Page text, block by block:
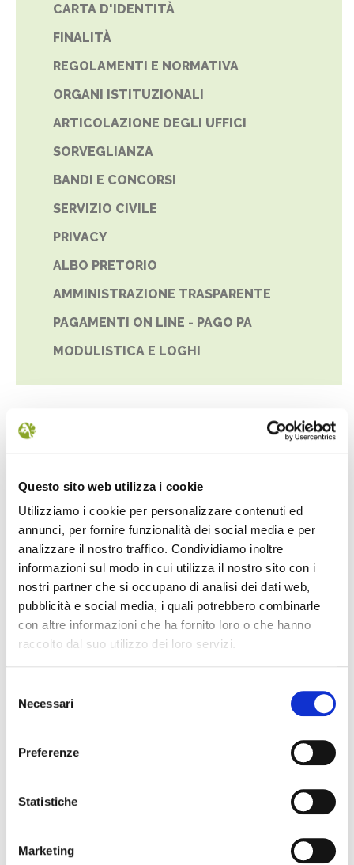
Questo sito web utilizza i cookie
Utilizziamo i cookie per personalizzare contenuti ed
annunci, per fornire funzionalità dei social media e per
analizzare il nostro traffico. Condividiamo inoltre
informazioni sul modo in cui utilizza il nostro sito con i
nostri partner che si occupano di analisi dei dati web,
pubblicità e social media, i quali potrebbero combinarle
con altre informazioni che ha fornito loro o che hanno
raccolto dal suo utilizzo dei loro servizi.
delNecessari
Preferenze
Statistiche
Marketing
CARTA D'IDENTITÀ
FINALITÀ
REGOLAMENTI E NORMATIVA
ORGANI ISTITUZIONALI
ARTICOLAZIONE DEGLI UFFICI
SORVEGLIANZA
BANDI E CONCORSI
SERVIZIO CIVILE
PRIVACY
ALBO PRETORIO
AMMINISTRAZIONE TRASPARENTE
PAGAMENTI ON LINE - PAGO PA
MODULISTICA E LOGHI
NEWS
vallePASSI NEL BUIO: NELLA "VALLE
Monte
percorre solo
Guide